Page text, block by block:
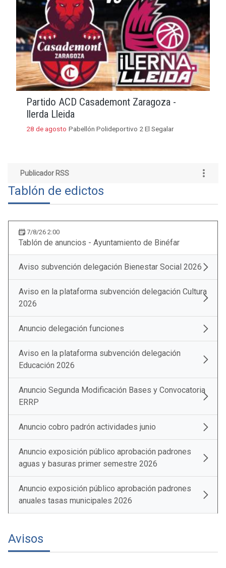
Partido ACD Casademont Zaragoza -
Ilerda Lleida
28 de agosto Pabellón Polideportivo 2 El Segalar
Publicador RSS
Tablón de edictos
7/8/26 2:00
Tablón de anuncios - Ayuntamiento de Binéfar
Aviso subvención delegación Bienestar Social 2026
Aviso en la plataforma subvención delegación Cultura
2026
Anuncio delegación funciones
Aviso en la plataforma subvención delegación
Educación 2026
Anuncio Segunda Modificación Bases y Convocatoria
ERRP
Anuncio cobro padrón actividades junio
Anuncio exposición público aprobación padrones
aguas y basuras primer semestre 2026
Anuncio exposición público aprobación padrones
anuales tasas municipales 2026
Avisos